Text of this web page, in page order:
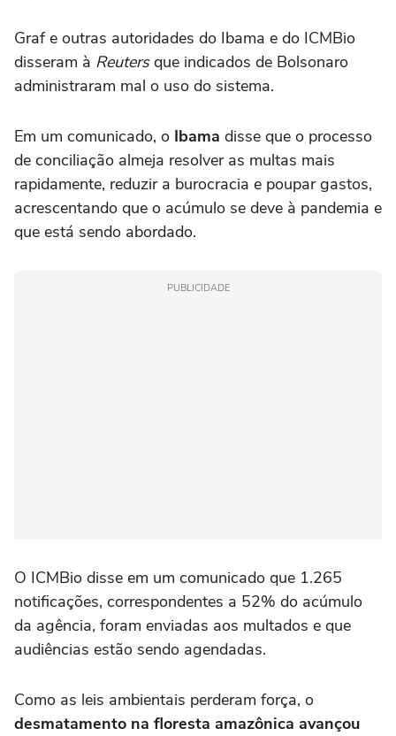
Graf e outras autoridades do Ibama e do ICMBio
disseram à Reutersque indicados de Bolsonaro
administraram mal o uso do sistema.
Em um comunicado, o Ibama disse que o processo
de conciliação almeja resolver as multas mais
rapidamente, reduzir a burocracia e poupar gastos,
acrescentando que o acúmulo se deve à pandemia e
que está sendo abordado.
PUBLICIDADE
O ICMBio disse em um comunicado que 1.265
notificações, correspondentes a 52% do acúmulo
da agência, foram enviadas aos multados e que
audiências estão sendo agendadas.
Como as leis ambientais perderam força, o
desmatamento na floresta amazônica avançou